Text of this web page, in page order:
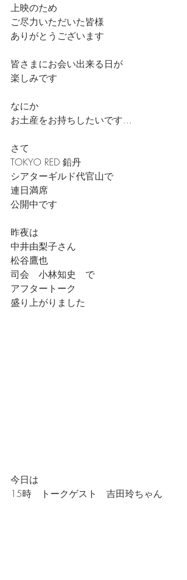
上映のため
ご尽力いただいた皆様
ありがとうございます
皆さまにお会い出来る日が
楽しみです
なにか
お土産をお持ちしたいです…
さて
TOKYO RED 鉛丹
シアターギルド代官山で
連日満席
公開中です
昨夜は
中井由梨子さん
松谷鷹也
司会　小林知史　で
アフタートーク
盛り上がりました
今日は
15時　トークゲスト　吉田玲ちゃん